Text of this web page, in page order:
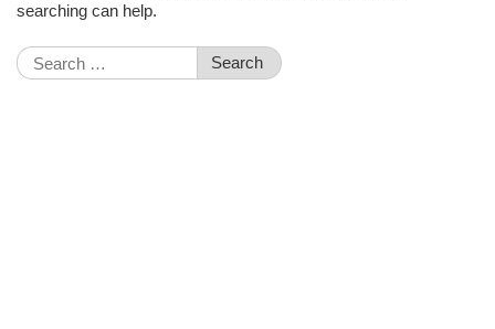
searching can help.
Search
for: